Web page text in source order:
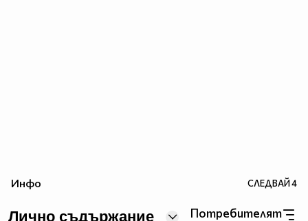
Инфо СЛЕДВАЙ4
Лично съдържание
Потребителят